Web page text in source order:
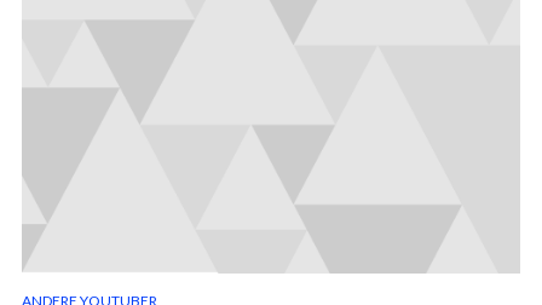
ANDERE YOUTUBER